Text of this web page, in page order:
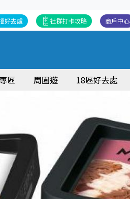
商戶中心
社群打卡攻略
好去處
區 周圍遊 18區好去處